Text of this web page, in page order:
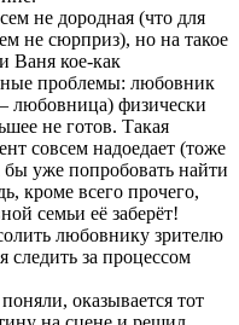
не дородная (что для
не сюрприз), но на такое
Ваня кое-как
проблемы: любовник
любовница) физически
не готов. Такая
совсем надоедает (тоже
уже попробовать найти
кроме всего прочего,
семьи её заберёт!
любовнику зрителю
следить за процессом
оказывается тот